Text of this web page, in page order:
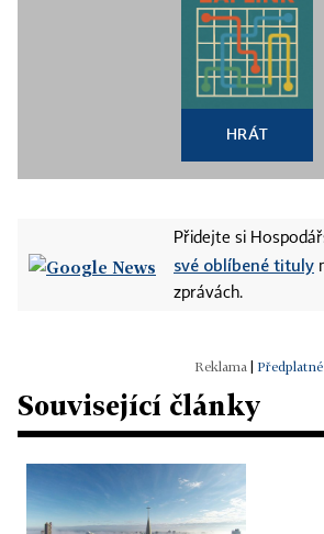
HRÁT
Přidejte si
své oblíbené tituly
zprávách.
Související články